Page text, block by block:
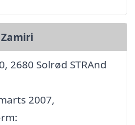
2680 Solrød STRAnd
2007,